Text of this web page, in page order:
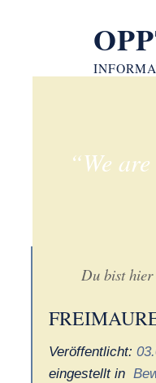
“We
Du bist hier
Veröffentlicht:
eingestellt in